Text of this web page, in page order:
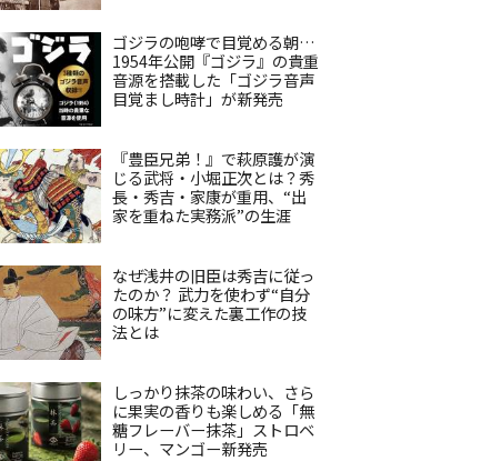
ゴジラの咆哮で目覚める朝…
1954年公開『ゴジラ』の貴重
音源を搭載した「ゴジラ音声
目覚まし時計」が新発売
『豊臣兄弟！』で萩原護が演
じる武将・小堀正次とは？秀
長・秀吉・家康が重用、“出
家を重ねた実務派”の生涯
なぜ浅井の旧臣は秀吉に従っ
たのか？ 武力を使わず“自分
の味方”に変えた裏工作の技
法とは
しっかり抹茶の味わい、さら
に果実の香りも楽しめる「無
糖フレーバー抹茶」ストロベ
リー、マンゴー新発売